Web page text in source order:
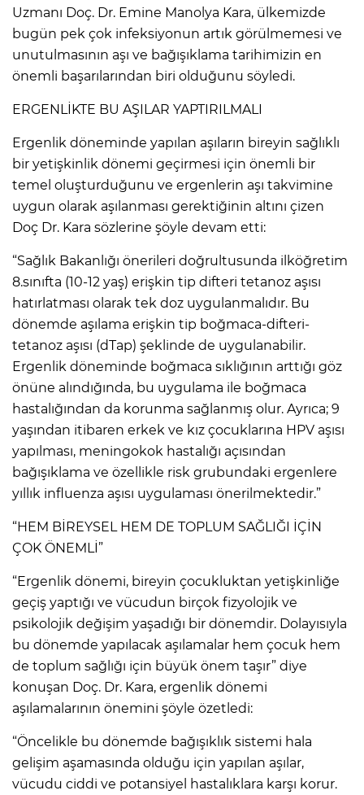
Uzmanı Doç. Dr. Emine Manolya Kara, ülkemizde
bugün pek çok infeksiyonun artık görülmemesi ve
unutulmasının aşı ve bağışıklama tarihimizin en
önemli başarılarından biri olduğunu söyledi.
ERGENLİKTE BU AŞILAR YAPTIRILMALI
Ergenlik döneminde yapılan aşıların bireyin sağlıklı
bir yetişkinlik dönemi geçirmesi için önemli bir
temel oluşturduğunu ve ergenlerin aşı takvimine
uygun olarak aşılanması gerektiğinin altını çizen
Doç Dr. Kara sözlerine şöyle devam etti:
“Sağlık Bakanlığı önerileri doğrultusunda ilköğretim
8.sınıfta (10-12 yaş) erişkin tip difteri tetanoz aşısı
hatırlatması olarak tek doz uygulanmalıdır. Bu
dönemde aşılama erişkin tip boğmaca-difteri-
tetanoz aşısı (dTap) şeklinde de uygulanabilir.
Ergenlik döneminde boğmaca sıklığının arttığı göz
önüne alındığında, bu uygulama ile boğmaca
hastalığından da korunma sağlanmış olur. Ayrıca; 9
yaşından itibaren erkek ve kız çocuklarına HPV aşısı
yapılması, meningokok hastalığı açısından
bağışıklama ve özellikle risk grubundaki ergenlere
yıllık influenza aşısı uygulaması önerilmektedir.”
“HEM BİREYSEL HEM DE TOPLUM SAĞLIĞI İÇİN
ÇOK ÖNEMLİ”
“Ergenlik dönemi, bireyin çocukluktan yetişkinliğe
geçiş yaptığı ve vücudun birçok fizyolojik ve
psikolojik değişim yaşadığı bir dönemdir. Dolayısıyla
bu dönemde yapılacak aşılamalar hem çocuk hem
de toplum sağlığı için büyük önem taşır” diye
konuşan Doç. Dr. Kara, ergenlik dönemi
aşılamalarının önemini şöyle özetledi:
“Öncelikle bu dönemde bağışıklık sistemi hala
gelişim aşamasında olduğu için yapılan aşılar,
vücudu ciddi ve potansiyel hastalıklara karşı korur.